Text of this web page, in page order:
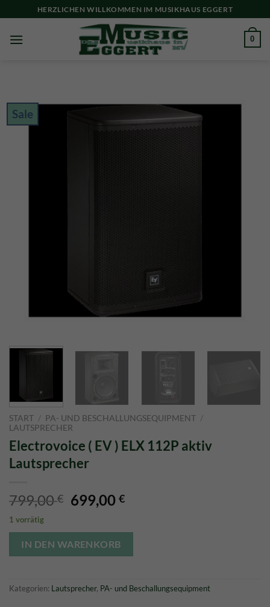
to
content
HERZLICHEN WILLKOMMEN IM MUSIKHAUS EGGERT
0
Sale
START / PA- UND BESCHALLUNGSEQUIPMENT /
LAUTSPRECHER
Electrovoice ( EV ) ELX 112P aktiv
Lautsprecher
799,00€ Ursprünglicher
war:
799,00 €
699,00€Aktueller
ist:
1 vorrätig
IN DEN WARENKORB
Kategorien: Lautsprecher, PA- und Beschallungsequipment